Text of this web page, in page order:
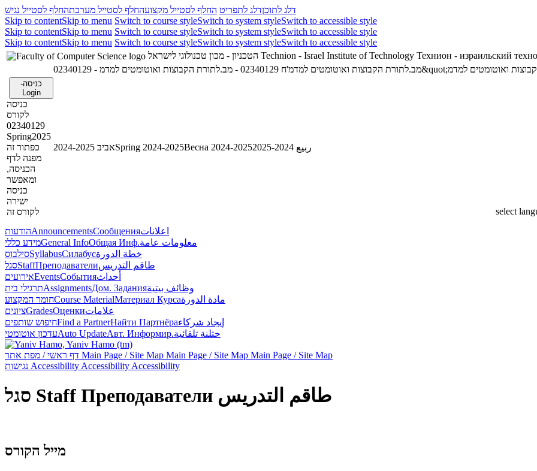
דלג לתוכןדלג לתפריט החלף לסטייל מקצועהחלף לסטייל מערכתהחלף לסטייל נגיש
Skip to contentSkip to menu Switch to course styleSwitch to system styleSwitch to accessible style
Skip to contentSkip to menu Switch to course styleSwitch to system styleSwitch to accessible style
Skip to contentSkip to menu Switch to course styleSwitch to system styleSwitch to accessible style
Technion - Israel Institute of Technology Технион - израильский
02340129 - מב.לתורת הקבוצות ואוטומטים למדמ'ח
כניסה-
Login
כניסה
לקורס
02340129
Spring2025
כפתור זה
מפנה לדף
הכניסה,
ומאפשר
כניסה
ישירה
לקורס זה
אביב 2024-2025Spring 2024-2025Весна 2024-2025 ربيع 2024-2025
select
הודעותAnnouncementsСообщенияاعلانات
מידע כלליGeneral InfoОбщая Инф.معلومات عامة
סילבוסSyllabusСилабусخطة الدورة
סגלStaffПреподавателиطاقم التدريس
אירועיםEventsСобытияأحداث
תרגילי ביתAssignmentsДом. Заданияوظائف بيتية
חומר המקצועCourse MaterialМатериал Курсаمادة الدورة
ציוניםGradesОценкиعلامات
חיפוש שותפיםFind a PartnerНайти Партнёраإيجاد شركاء
עדכון אוטומטיAuto UpdateАвт. Информир.حتلنة تلقائية
Main Page / Site Map Main Page / Site Map Main Page / Site Map
Accessibility Accessibility Accessibility
סגל Staff Преподаватели طاقم التدريس
מייל הקורס